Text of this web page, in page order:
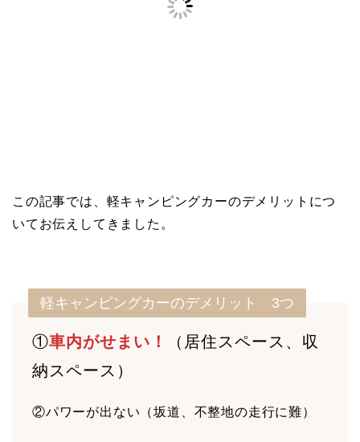
この記事では、軽キャンピングカーのデメリットにつ
いてお伝えしてきました。
軽キャンピングカーのデメリット 3つ
①車内がせまい！
（居住スペース、収
納スペース）
②パワーが出ない（坂道、不整地の走行に難）